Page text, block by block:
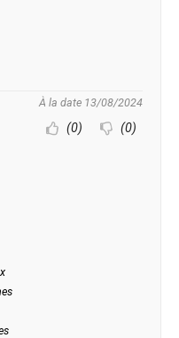
À la date 13/08/2024
(0) (0)